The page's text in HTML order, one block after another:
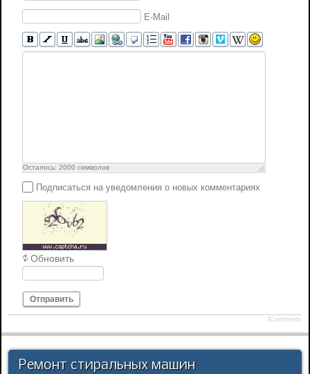
E-Mail
Осталось: 2000 символов
Подписаться на уведомления о новых комментариях
Обновить
Отправить
JComments
Ремонт стиральных машин